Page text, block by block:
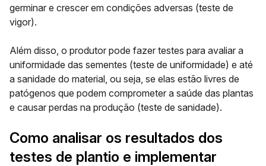
germinar e crescer em condições adversas (teste de
vigor).
Além disso, o produtor pode fazer testes para avaliar a
uniformidade das sementes (teste de uniformidade) e até
a sanidade do material, ou seja, se elas estão livres de
patógenos que podem comprometer a saúde das plantas
e causar perdas na produção (teste de sanidade).
Como analisar os resultados dos
testes de plantio e implementar